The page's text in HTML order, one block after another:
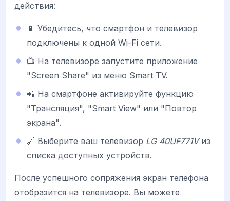
действия:
📱 Убедитесь, что смартфон и телевизор
подключены к одной Wi-Fi сети.
📺 На телевизоре запустите приложение
"Screen Share" из меню Smart TV.
📲 На смартфоне активируйте функцию
"Трансляция", "Smart View" или "Повтор
экрана".
🔗 Выберите ваш телевизор LG 40UF771Vиз
списка доступных устройств.
После успешного сопряжения экран телефона
отобразится на телевизоре. Вы можете